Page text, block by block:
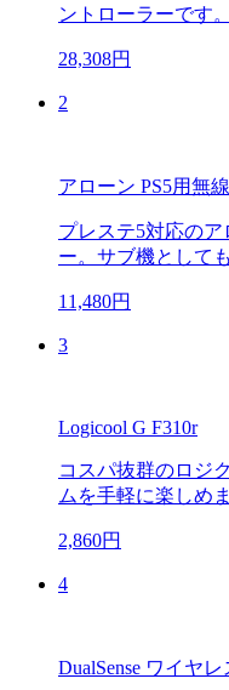
ントローラーです。
28,308円
2
アローン PS5用無
プレステ5対応の
ー。サブ機として
11,480円
3
Logicool G F310r
コスパ抜群のロジ
ムを手軽に楽しめま
2,860円
4
DualSense ワイヤ